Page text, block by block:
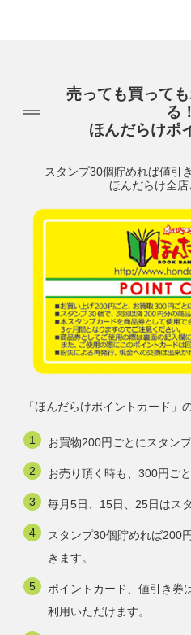
売っても買って
る！
ほんだらけポ
スタンプ30個貯めれば値引
ほんだらけ全
「ほんだらけポイントカード」
お買物200円ごとにスタン
お売り頂く時も、300円ご
毎月5日、15日、25日はス
スタンプ30個貯めれば200
きます。
ポイントカード、値引き券
利用いただけます。